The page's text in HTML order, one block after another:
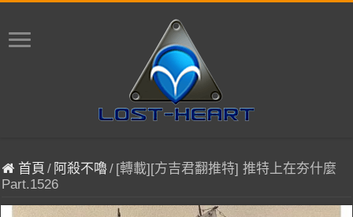
首頁 / 阿殺不嚕/ [轉載][方吉君翻推特] 推特上在夯什麼
Part.1526